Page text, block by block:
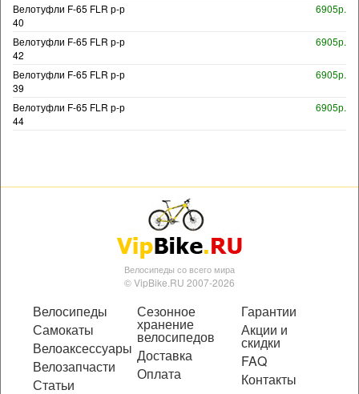
Велотуфли F-65 FLR р-р
40
6905р.
Велотуфли F-65 FLR р-р
42
6905р.
Велотуфли F-65 FLR р-р
39
6905р.
Велотуфли F-65 FLR р-р
44
6905р.
Велосипеды со всего мира
© VipBike.RU 2007-2026
Велосипеды
Самокаты
Велоаксессуары
Велозапчасти
Статьи
Сезонное
хранение
велосипедов
Доставка
Оплата
Гарантии
Акции и
скидки
FAQ
Контакты